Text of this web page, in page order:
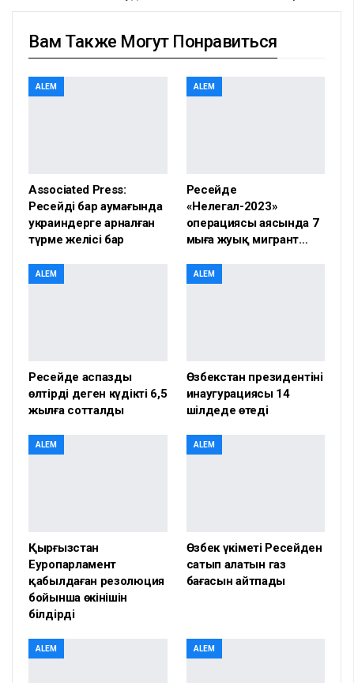
Вам Также Могут Понравиться
ALEM
Associated Press:
Ресейдің бар аумағында
украиндерге арналған
түрме желісі бар
ALEM
Ресейде
«Нелегал-2023»
операциясы аясында 7
мыңға жуық мигрант…
ALEM
Ресейде аспазды
өлтірді деген күдікті 6,5
жылға сотталды
ALEM
Өзбекстан президентінің
инаугурациясы 14
шілдеде өтеді
ALEM
Қырғызстан
Еуропарламент
қабылдаған резолюция
бойынша өкінішін
білдірді
ALEM
Өзбек үкіметі Ресейден
сатып алатын газ
бағасын айтпады
ALEM ALEM